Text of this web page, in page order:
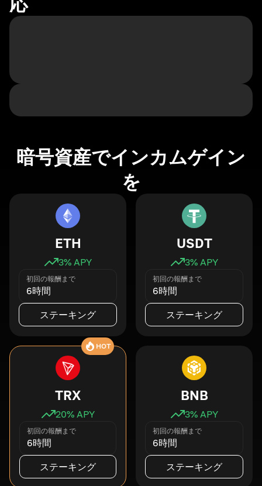
暗号資産でインカムゲイン
を
ETH
3% APY
初回の報酬まで
6時間
ステーキング
USDT
3% APY
初回の報酬まで
6時間
ステーキング
HOT
TRX
20% APY
初回の報酬まで
6時間
ステーキング
BNB
3% APY
初回の報酬まで
6時間
ステーキング